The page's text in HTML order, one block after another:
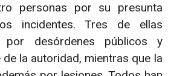
personas por su presunta
incidentes. Tres de ellas
por desórdenes públicos y
la autoridad, mientras que la